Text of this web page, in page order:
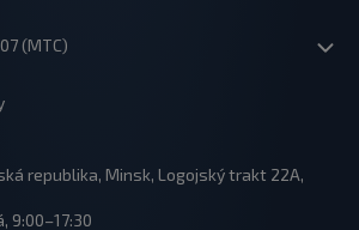
07 (МТС)
republika, Minsk, Logojský trakt 22A,
9:00–17:30